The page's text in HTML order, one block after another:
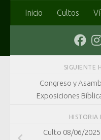
Saltar al contenido
Inicio Cultos
SIGUIENTE
Congreso y
Exposiciones
HISTORIA
Culto 08/06/